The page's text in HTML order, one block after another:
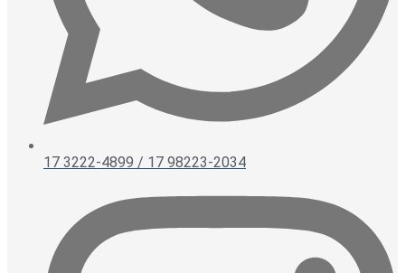
17 3222-4899 / 17 98223-2034